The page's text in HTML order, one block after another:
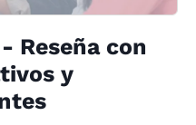
Reseña con
y